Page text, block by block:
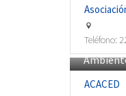
Teléfono:
ACACED